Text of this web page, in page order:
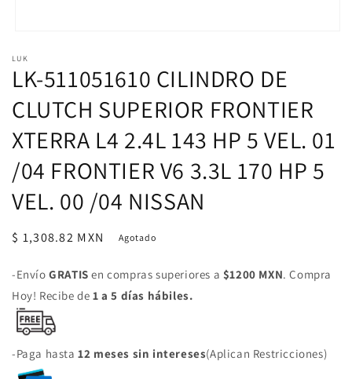
multimedia
1
en
ventana
modal
LUK
LK-511051610 CILINDRO DE
CLUTCH SUPERIOR FRONTIER
XTERRA L4 2.4L 143 HP 5 VEL. 01
/04 FRONTIER V6 3.3L 170 HP 5
VEL. 00 /04 NISSAN
Precio
$ 1,308.82 MXN Agotado
-EnvíoGRATIS en compras superiores a $1200 MXN. Compra
Hoy! Recibe de 1 a 5 días hábiles.
-Paga hasta12 meses sin intereses(Aplican Restricciones)